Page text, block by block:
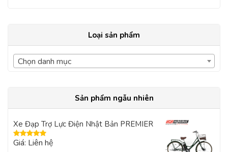
Loại sản phẩm
Chọn danh mục
Sản phẩm ngẫu nhiên
Xe Đạp Trợ Lực Điện Nhật Bản PREMIER
Được xếp
Giá: Liên hệ